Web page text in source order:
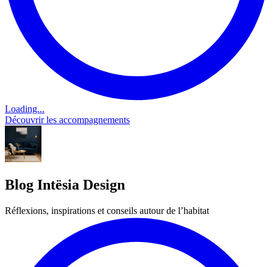
Loading...
Découvrir les accompagnements
Blog Intësia Design
Réflexions, inspirations et conseils autour de l’habitat